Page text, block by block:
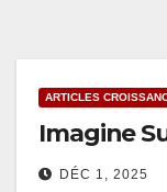
ARTICLES
Imagine
DÉC 1, 2025